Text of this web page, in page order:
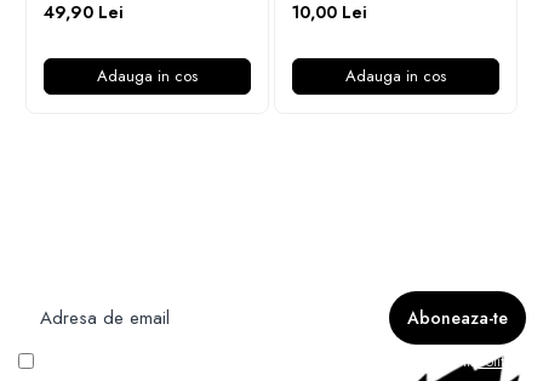
49,90 Lei
Adauga in cos
10,00 Lei
Adauga in cos
Vreau să primesc newsletter cu promoțiile magazinului. Află mai multe în Politica